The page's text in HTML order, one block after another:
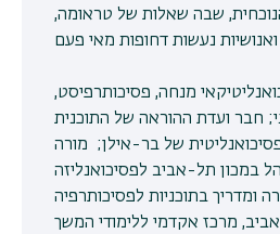
שבה שאלות של טראומה,
מנחה, פסיכותרפיסט,
חבר ועדת ההוראה של התוכנית
של בר-אילן; מורה
במכון תל-אביב לפסיכואנליזה
ומדריך בתוכניות לפסיכותרפיה
מרכז אקדמי ללימודי המשך